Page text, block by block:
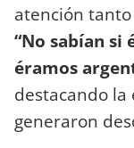
atención
“No sabían si
éramos
destacando la
generaron